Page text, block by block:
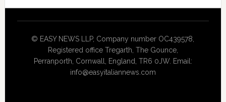
© EASY NEWS LLP, Company number OC439578,
Registered office Tregarth, The Gounce,
Perranporth, Cornwall, England, TR6 0JW. Email:
info@easyitaliannews.com